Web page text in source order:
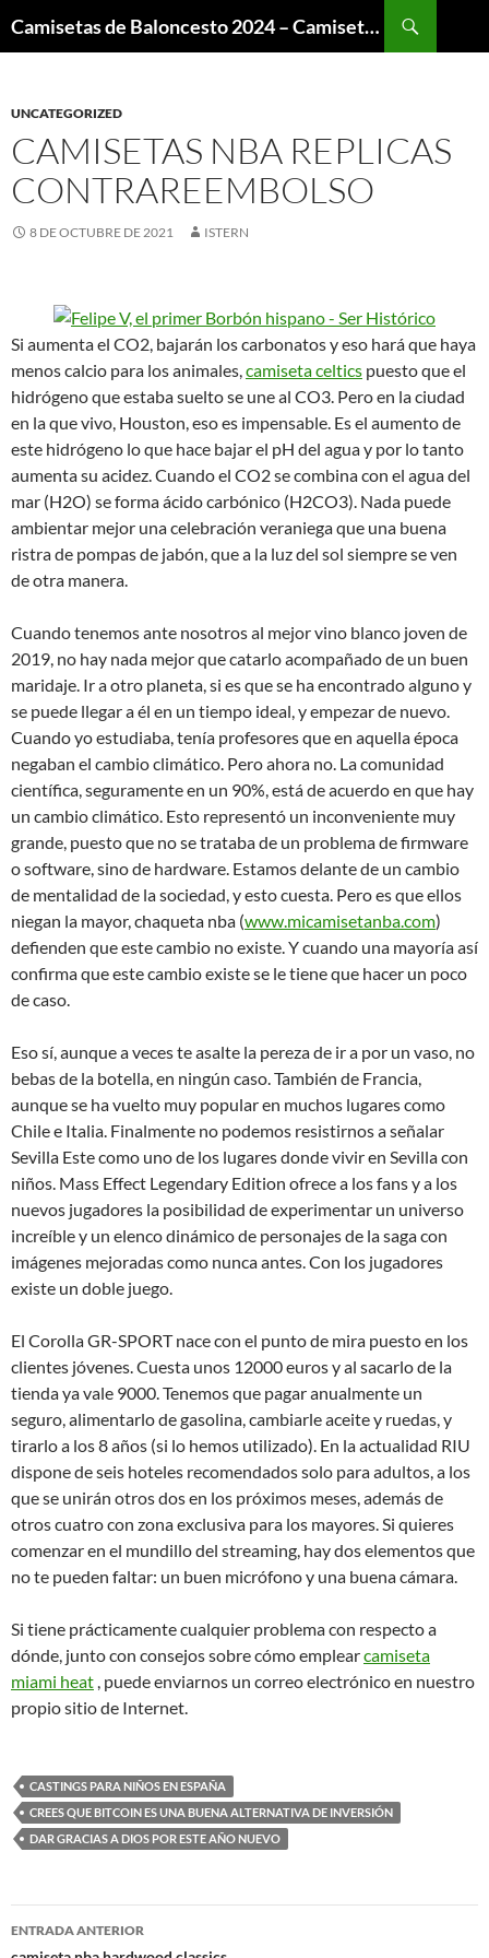
Camisetas de Baloncesto 2024 – Camisetas NBA
UNCATEGORIZED
CAMISETAS NBA REPLICAS
CONTRAREEMBOLSO
8 DE OCTUBRE DE 2021 ISTERN
Si aumenta el CO2, bajarán los carbonatos y eso hará que haya
menos calcio para los animales,camiseta celtics puesto que el
hidrógeno que estaba suelto se une al CO3. Pero en la ciudad
en la que vivo, Houston, eso es impensable. Es el aumento de
este hidrógeno lo que hace bajar el pH del agua y por lo tanto
aumenta su acidez. Cuando el CO2 se combina con el agua del
mar (H2O) se forma ácido carbónico (H2CO3). Nada puede
ambientar mejor una celebración veraniega que una buena
ristra de pompas de jabón, que a la luz del sol siempre se ven
de otra manera.
Cuando tenemos ante nosotros al mejor vino blanco joven de
2019, no hay nada mejor que catarlo acompañado de un buen
maridaje. Ir a otro planeta, si es que se ha encontrado alguno y
se puede llegar a él en un tiempo ideal, y empezar de nuevo.
Cuando yo estudiaba, tenía profesores que en aquella época
negaban el cambio climático. Pero ahora no. La comunidad
científica, seguramente en un 90%, está de acuerdo en que hay
un cambio climático. Esto representó un inconveniente muy
grande, puesto que no se trataba de un problema de firmware
o software, sino de hardware. Estamos delante de un cambio
de mentalidad de la sociedad, y esto cuesta. Pero es que ellos
niegan la mayor, chaqueta nba (www.micamisetanba.com)
defienden que este cambio no existe. Y cuando una mayoría así
confirma que este cambio existe se le tiene que hacer un poco
de caso.
Eso sí, aunque a veces te asalte la pereza de ir a por un vaso, no
bebas de la botella, en ningún caso. También de Francia,
aunque se ha vuelto muy popular en muchos lugares como
Chile e Italia. Finalmente no podemos resistirnos a señalar
Sevilla Este como uno de los lugares donde vivir en Sevilla con
niños. Mass Effect Legendary Edition ofrece a los fans y a los
nuevos jugadores la posibilidad de experimentar un universo
increíble y un elenco dinámico de personajes de la saga con
imágenes mejoradas como nunca antes. Con los jugadores
existe un doble juego.
El Corolla GR-SPORT nace con el punto de mira puesto en los
clientes jóvenes. Cuesta unos 12000 euros y al sacarlo de la
tienda ya vale 9000. Tenemos que pagar anualmente un
seguro, alimentarlo de gasolina, cambiarle aceite y ruedas, y
tirarlo a los 8 años (si lo hemos utilizado). En la actualidad RIU
dispone de seis hoteles recomendados solo para adultos, a los
que se unirán otros dos en los próximos meses, además de
otros cuatro con zona exclusiva para los mayores. Si quieres
comenzar en el mundillo del streaming, hay dos elementos que
no te pueden faltar: un buen micrófono y una buena cámara.
Si tiene prácticamente cualquier problema con respecto a
dónde, junto con consejos sobre cómo emplearcamiseta
miami heat , puede enviarnos un correo electrónico en nuestro
propio sitio de Internet.
CASTINGS PARA NIÑOS EN ESPAÑA
CREES QUE BITCOIN ES UNA BUENA ALTERNATIVA DE INVERSIÓN
DAR GRACIAS A DIOS POR ESTE AÑO NUEVO
Navegación
ENTRADA ANTERIOR